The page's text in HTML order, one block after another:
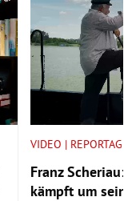
VIDEO | REPORTAGE
Franz Scheriau:
kämpft um